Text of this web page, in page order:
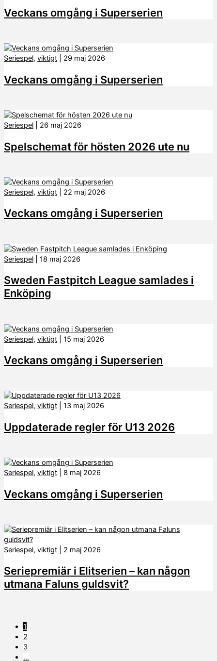
Veckans omgång i Superserien
Seriespel, viktigt 29 maj 2026
Veckans omgång i Superserien
Seriespel 26 maj 2026
Spelschemat för hösten 2026 ute nu
Seriespel, viktigt 22 maj 2026
Veckans omgång i Superserien
Seriespel 18 maj 2026
Sweden Fastpitch League samlades i
Enköping
Seriespel, viktigt 15 maj 2026
Veckans omgång i Superserien
Seriespel, viktigt 13 maj 2026
Uppdaterade regler för U13 2026
Seriespel, viktigt 8 maj 2026
Veckans omgång i Superserien
Seriespel, viktigt 2 maj 2026
Seriepremiär i Elitserien – kan någon
utmana Faluns guldsvit?
1
2
3
…